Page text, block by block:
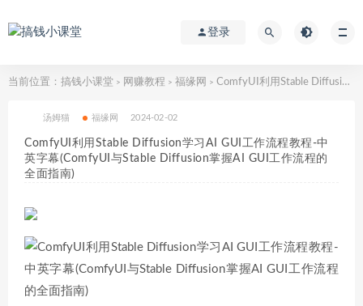
登录
当前位置： 搞钱小课堂 > 网赚教程 > 福缘网 > ComfyUI利用Stable Diffusion学习AI GUI工作流程教程-中英字幕(ComfyUI与Stable Diffusion掌握AI GUI工作流程的全面指南)
汤姆猫 福缘网 2024-02-02
ComfyUI利用Stable Diffusion学习AI GUI工作流程教程-中
英字幕(ComfyUI与Stable Diffusion掌握AI GUI工作流程的
全面指南)